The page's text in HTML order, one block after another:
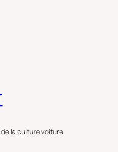
la culture voiture